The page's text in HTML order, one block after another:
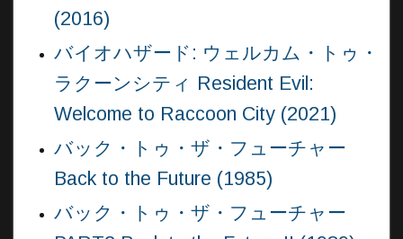
(2016)
バイオハザード: ウェルカム・トゥ・
ラクーンシティ Resident Evil:
Welcome to Raccoon City (2021)
バック・トゥ・ザ・フューチャー
Back to the Future (1985)
バック・トゥ・ザ・フューチャー